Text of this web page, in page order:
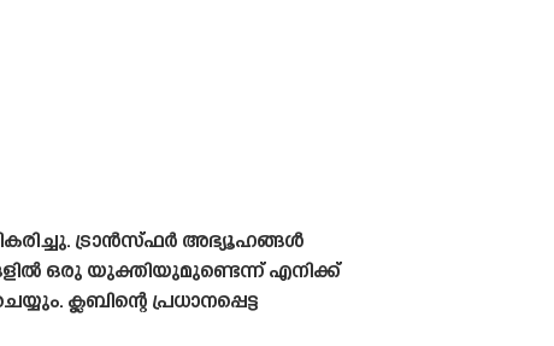
ട്രാൻസ്‌ഫർ അഭ്യൂഹങ്ങൾ
ഒരു യുക്തിയുമുണ്ടെന്ന് എനിക്ക്
ക്ലബിന്റെ പ്രധാനപ്പെട്ട